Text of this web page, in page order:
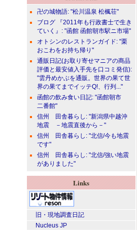
卍の城物語: "松川温泉 松楓荘"
ブログ 『2011年も行政書士で生き
ていく』: "函館 函館朝市駅ニ市場"
オトシンのレストランガイド: "栗
おこわをお持ち帰り"
通販日記(お取り寄せマニアの商品
評価と最安値入手先を口コミ発信):
"雲丹めかぶを通販。世界の果て世
界の果てまでイッテQ!、行列..."
函館の飲み食い日記: "函館朝市
二番館"
信州 田舎暮らし: "新潟県中越沖
地震 －地震直後から－"
信州 田舎暮らし: "北信/今も地震
です"
信州 田舎暮らし: "北信/強い地震
がありました"
Links
旧・現地調査日記
Nucleus JP